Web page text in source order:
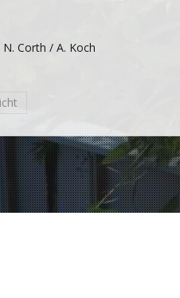
Corth / A. Koch